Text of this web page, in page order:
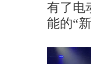
有了电
能的“